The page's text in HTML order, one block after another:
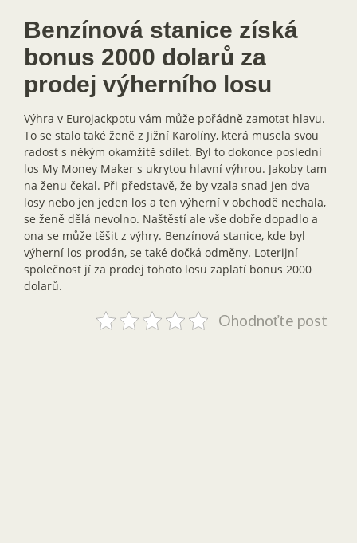
Benzínová stanice získá
bonus 2000 dolarů za
prodej výherního losu
Výhra v Eurojackpotu vám může pořádně zamotat hlavu.
To se stalo také ženě z Jižní Karolíny, která musela svou
radost s někým okamžitě sdílet. Byl to dokonce poslední
los My Money Maker s ukrytou hlavní výhrou. Jakoby tam
na ženu čekal. Při představě, že by vzala snad jen dva
losy nebo jen jeden los a ten výherní v obchodě nechala,
se ženě dělá nevolno. Naštěstí ale vše dobře dopadlo a
ona se může těšit z výhry. Benzínová stanice, kde byl
výherní los prodán, se také dočká odměny. Loterijní
společnost jí za prodej tohoto losu zaplatí bonus 2000
dolarů.
Ohodnoťte post